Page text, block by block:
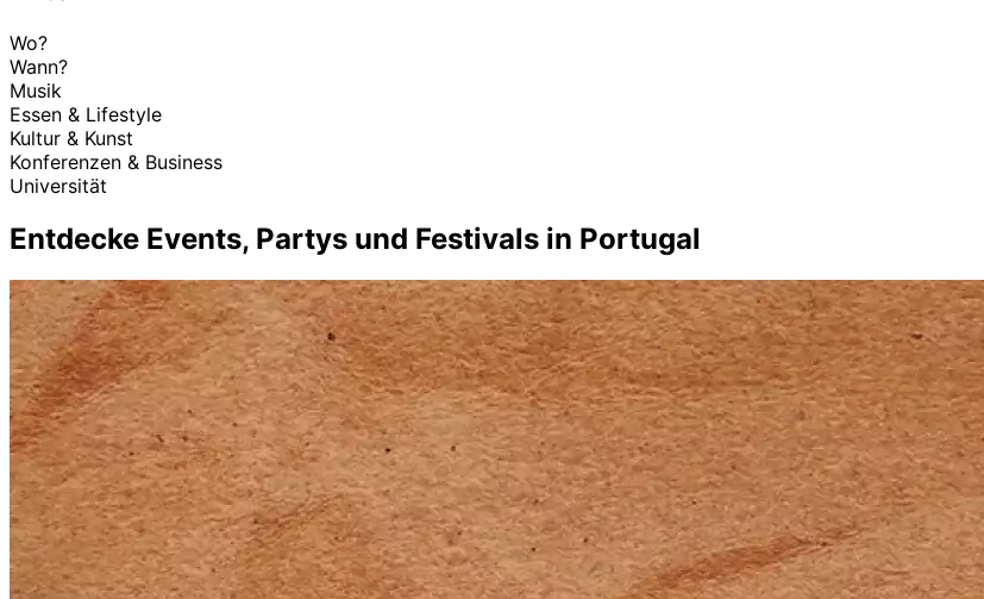
Wo?
Wann?
Musik
Essen & Lifestyle
Kultur & Kunst
Konferenzen & Business
Universität
Entdecke Events, Partys und Festivals in Portugal